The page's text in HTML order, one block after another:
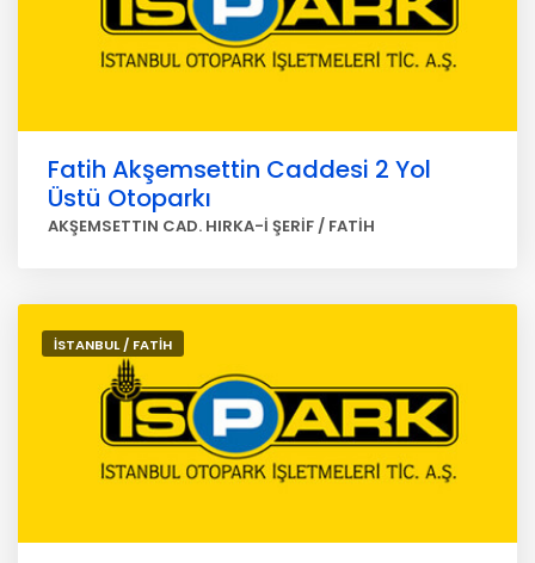
Fatih Akşemsettin Caddesi 2 Yol
Üstü Otoparkı
AKŞEMSETTIN CAD. HIRKA-İ ŞERİF / FATİH
İSTANBUL / FATİH